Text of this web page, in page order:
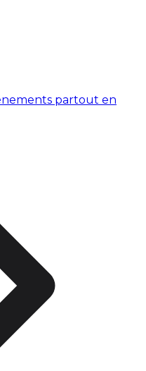
partout en